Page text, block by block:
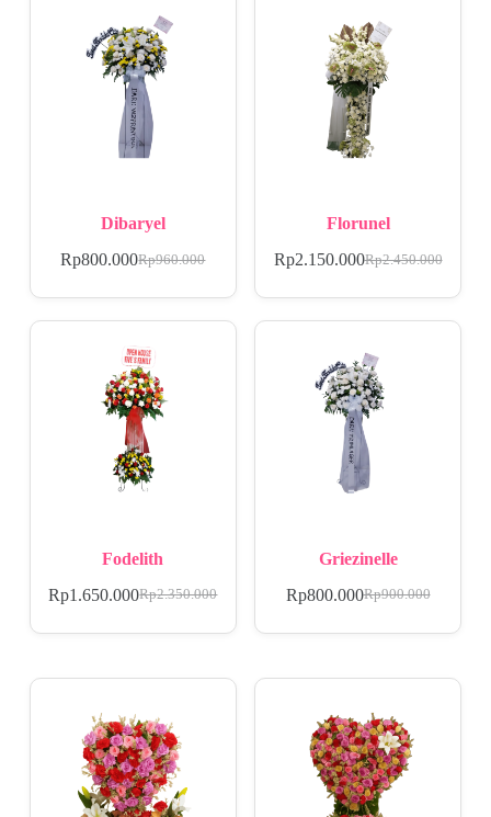
Dibaryel
Rp960.000
Rp800.000
Florunel
Rp2.450.000
Rp2.150.000
Fodelith
Rp2.350.000
Rp1.650.000
Griezinelle
Rp900.000
Rp800.000